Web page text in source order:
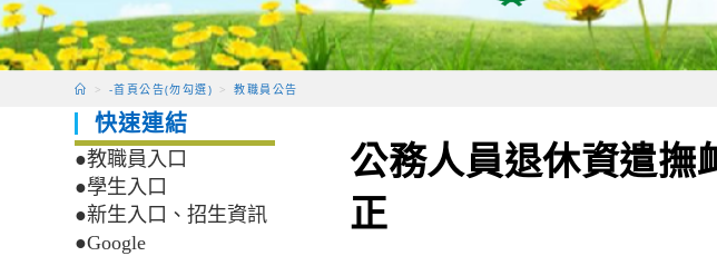
> -首頁公告(勿勾選) > 教職員公告
公務人員退休資遣撫
正
快速連結
●教職員入口
●學生入口
●新生入口、招生資訊
●Google